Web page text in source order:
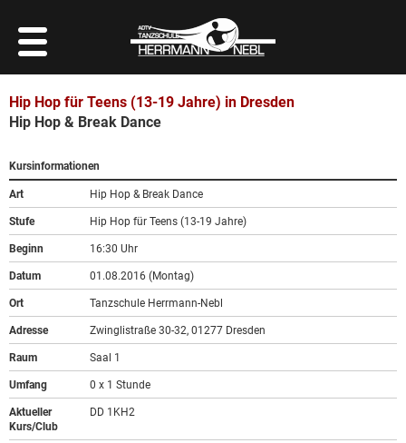
Hip Hop für Teens (13-19 Jahre) in Dresden
Hip Hop & Break Dance
Kursinformationen
Art Hip Hop & Break Dance
Stufe Hip Hop für Teens (13-19 Jahre)
Beginn 16:30 Uhr
Datum 01.08.2016 (Montag)
Ort Tanzschule Herrmann-Nebl
Adresse Zwinglistraße 30-32, 01277 Dresden
Raum Saal 1
Umfang 0 x 1 Stunde
Aktueller
Kurs/Club
DD 1KH2